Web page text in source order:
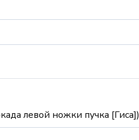
левой ножки пучка [Гиса])